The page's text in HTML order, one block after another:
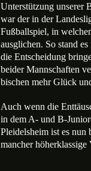
Unterstützung unserer
war der in der
Fußballspiel, in
ausglichen. So stand
die Entscheidung
beider Mannschaften
bischen mehr Glück
Auch wenn die
in dem A- und B-
Pleidelsheim ist es nun
mancher